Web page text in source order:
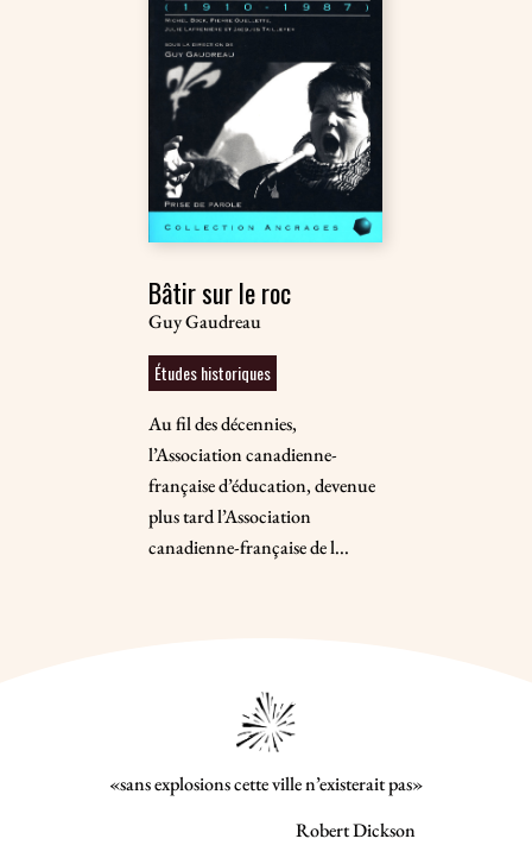
Bâtir sur le roc
Guy Gaudreau
Études historiques
Au fil des décennies,
l’Association canadienne-
française d’éducation, devenue
plus tard l’Association
canadienne-française de l...
«sans explosions cette ville n’existerait pas»
Robert Dickson